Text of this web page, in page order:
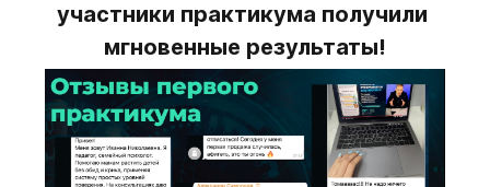
участники практикума получили
мгновенные результаты!